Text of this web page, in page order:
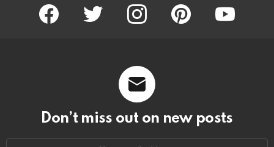
facebook twitter instagram pinterest youtube
Don’t miss out on new posts